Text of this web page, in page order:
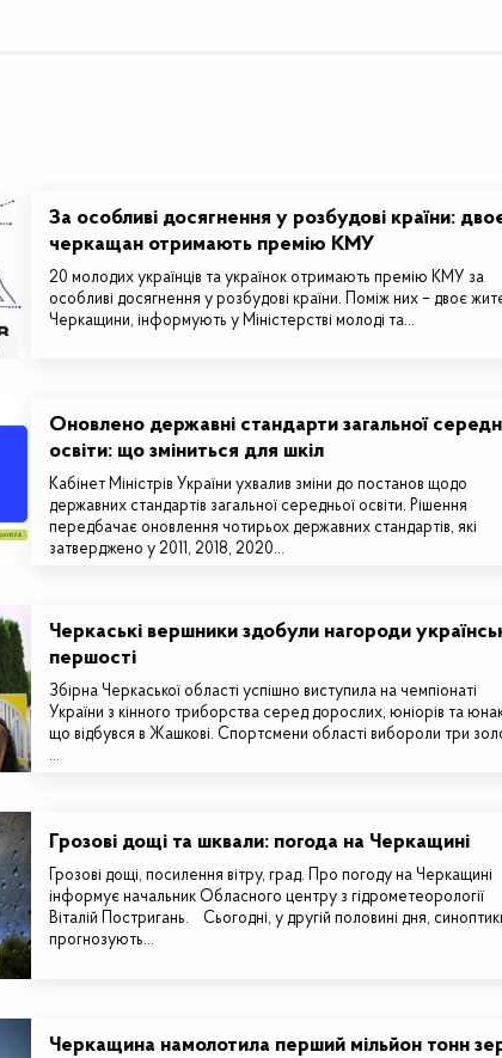
За особливі досягнення у розбудові країни:
черкащан отримають премію КМУ
20 молодих українців та українок отримають премію КМУ за
особливі досягнення у розбудові країни. Поміж них – двоє
Черкащини, інформують у Міністерстві молоді та…
Оновлено державні стандарти загальної
освіти: що зміниться для шкіл
Кабінет Міністрів України ухвалив зміни до постанов щодо
державних стандартів загальної середньої освіти. Рішення
передбачає оновлення чотирьох державних стандартів, які
затверджено у 2011, 2018, 2020…
Черкаські вершники здобули нагороди
першості
Збірна Черкаської області успішно виступила на чемпіонаті
України з кінного триборства серед дорослих, юніорів та
що відбувся в Жашкові. Спортсмени області вибороли три
…
Грозові дощі та шквали: погода на Черкащині
Грозові дощі, посилення вітру, град. Про погоду на Черкащині
інформує начальник Обласного центру з гідрометеорології
Віталій Постригань. Сьогодні, у другій половині дня,
прогнозують…
Черкащина намолотила перший мільйон тонн